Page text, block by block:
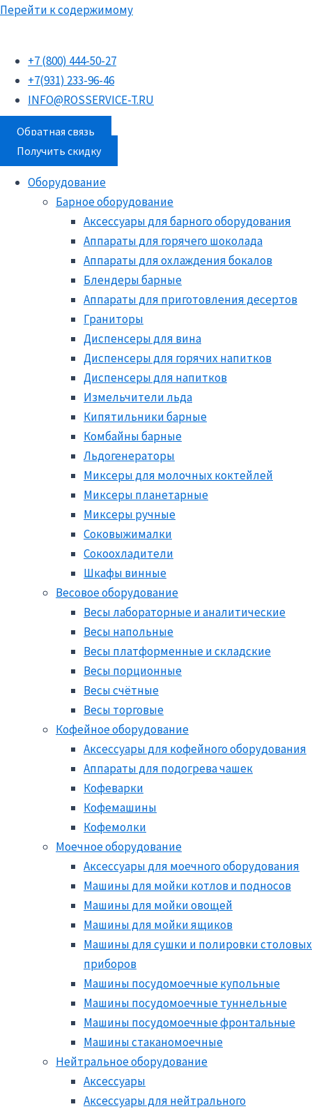
Перейти к содержимому
+7 (800) 444-50-27
+7(931) 233-96-46
INFO@ROSSERVICE-T.RU
Обратная связь
Получить скидку
Оборудование
Барное оборудование
Аксессуары для барного оборудования
Аппараты для горячего шоколада
Аппараты для охлаждения бокалов
Блендеры барные
Аппараты для приготовления десертов
Граниторы
Диспенсеры для вина
Диспенсеры для горячих напитков
Диспенсеры для напитков
Измельчители льда
Кипятильники барные
Комбайны барные
Льдогенераторы
Миксеры для молочных коктейлей
Миксеры планетарные
Миксеры ручные
Соковыжималки
Сокоохладители
Шкафы винные
Весовое оборудование
Весы лабораторные и аналитические
Весы напольные
Весы платформенные и складские
Весы порционные
Весы счётные
Весы торговые
Кофейное оборудование
Аксессуары для кофейного оборудования
Аппараты для подогрева чашек
Кофеварки
Кофемашины
Кофемолки
Моечное оборудование
Аксессуары для моечного оборудования
Машины для мойки котлов и подносов
Машины для мойки овощей
Машины для мойки ящиков
Машины для сушки и полировки столовых
приборов
Машины посудомоечные купольные
Машины посудомоечные туннельные
Машины посудомоечные фронтальные
Машины стаканомоечные
Нейтральное оборудование
Аксессуары
Аксессуары для нейтрального